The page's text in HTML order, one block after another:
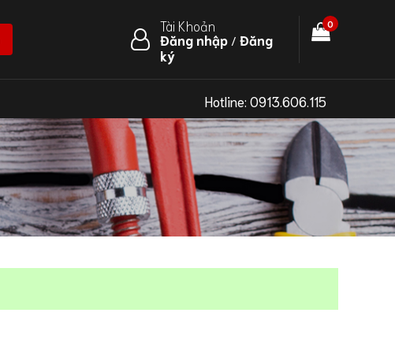
0
Tài Khoản
Đăng nhập/ Đăng
ký
Hotline: 0913.606.115